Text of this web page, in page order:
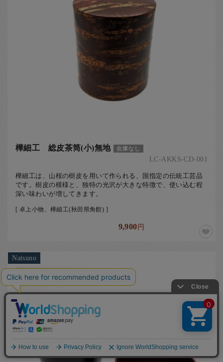
樺細工 総皮茶筒(小)無地 在庫なし
LC-AKKS-CD-001
樺細工は、山桜の樹皮を用いて作られる、国指定の伝統工芸品
です。樹皮の模様と、独特の光沢が大きな特徴で、使い込む程
深い味わいが増してきます。
[ 卓上小物、樺細工(秋田県角館) ]
9,900円
Natsuno